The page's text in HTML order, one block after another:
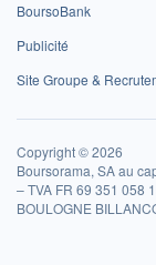
BoursoBank
Publicité
Site Groupe &
Copyright © 2026
Boursorama, SA au
– TVA FR 69 351 058
BOULOGNE